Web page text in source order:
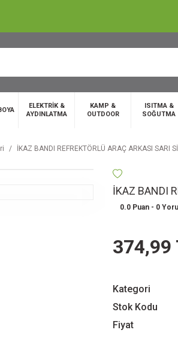
ELEKTRİK &
AYDINLATMA
KAMP &
OUTDOOR
ISITMA &
SOĞUTMA
İKAZ BANDI REFREKTÖRLÜ ARAÇ ARKASI SARI
İKAZ BANDI
0.0 Puan - 0
374,99
Kategori
Stok Kodu
Fiyat